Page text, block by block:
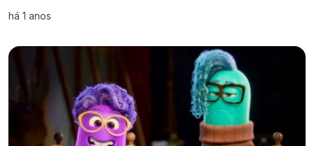
há 1 anos